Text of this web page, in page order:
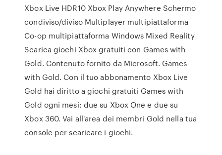
Xbox Live HDR10 Xbox Play Anywhere Schermo
condiviso/diviso Multiplayer multipiattaforma
Co-op multipiattaforma Windows Mixed Reality
Scarica giochi Xbox gratuiti con Games with
Gold. Contenuto fornito da Microsoft. Games
with Gold. Con il tuo abbonamento Xbox Live
Gold hai diritto a giochi gratuiti Games with
Gold ogni mesi: due su Xbox One e due su
Xbox 360. Vai all'area dei membri Gold nella tua
console per scaricare i giochi.